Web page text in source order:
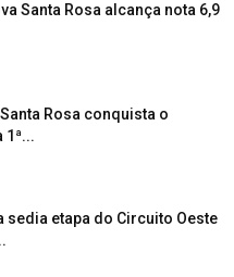
Santa Rosa alcança nota 6,9
Rosa conquista o
sedia etapa do Circuito Oeste